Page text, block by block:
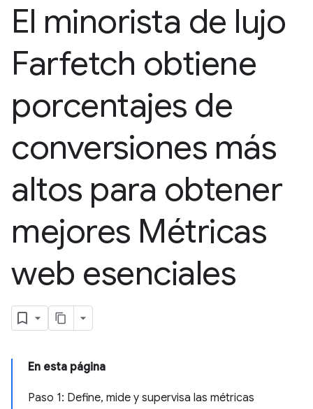
El minorista de lujo
Farfetch obtiene
porcentajes de
conversiones más
altos para obtener
mejores Métricas
web esenciales
En esta página
Paso 1: Define, mide y supervisa las métricas